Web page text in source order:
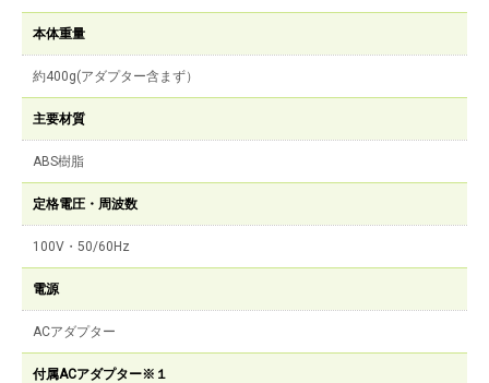
本体重量
約400g(アダプター含まず）
主要材質
ABS樹脂
定格電圧・周波数
100V・50/60Hz
電源
ACアダプター
付属ACアダプター※１